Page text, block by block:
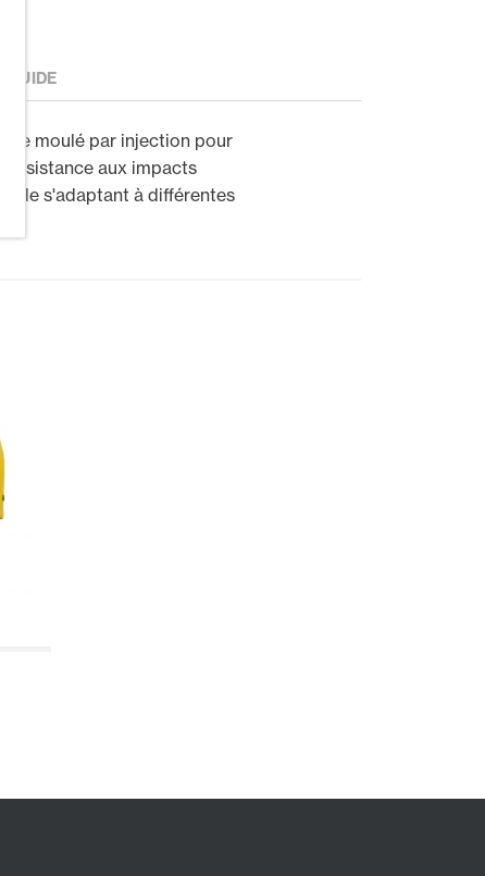
moulé par injection pour
résistance aux impacts
s'adaptant à différentes
GUIDE